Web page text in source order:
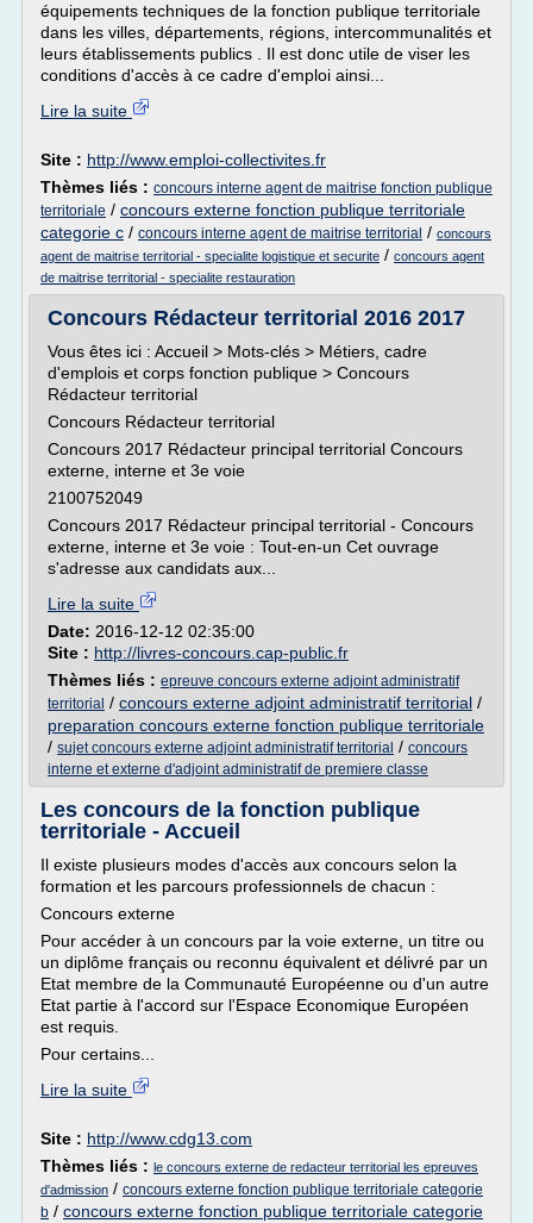
équipements techniques de la fonction publique territoriale
dans les villes, départements, régions, intercommunalités et
leurs établissements publics . Il est donc utile de viser les
conditions d'accès à ce cadre d'emploi ainsi...
Lire la suite
Site : http://www.emploi-collectivites.fr
Thèmes liés : concours interne agent de maitrise fonction publique
territoriale / concours externe fonction publique territoriale
categorie c / concours interne agent de maitrise territorial / concours
agent de maitrise territorial - specialite logistique et securite / concours agent
de maitrise territorial - specialite restauration
Concours Rédacteur territorial 2016 2017
Vous êtes ici : Accueil > Mots-clés > Métiers, cadre
d'emplois et corps fonction publique > Concours
Rédacteur territorial
Concours Rédacteur territorial
Concours 2017 Rédacteur principal territorial Concours
externe, interne et 3e voie
2100752049
Concours 2017 Rédacteur principal territorial - Concours
externe, interne et 3e voie : Tout-en-un Cet ouvrage
s'adresse aux candidats aux...
Lire la suite
Date: 2016-12-12 02:35:00
Site : http://livres-concours.cap-public.fr
Thèmes liés : epreuve concours externe adjoint administratif
territorial / concours externe adjoint administratif territorial /
preparation concours externe fonction publique territoriale
/ sujet concours externe adjoint administratif territorial / concours
interne et externe d'adjoint administratif de premiere classe
Les concours de la fonction publique
territoriale - Accueil
Il existe plusieurs modes d'accès aux concours selon la
formation et les parcours professionnels de chacun :
Concours externe
Pour accéder à un concours par la voie externe, un titre ou
un diplôme français ou reconnu équivalent et délivré par un
Etat membre de la Communauté Européenne ou d'un autre
Etat partie à l'accord sur l'Espace Economique Européen
est requis.
Pour certains...
Lire la suite
Site : http://www.cdg13.com
Thèmes liés : le concours externe de redacteur territorial les epreuves
d'admission / concours externe fonction publique territoriale categorie
b / concours externe fonction publique territoriale categorie